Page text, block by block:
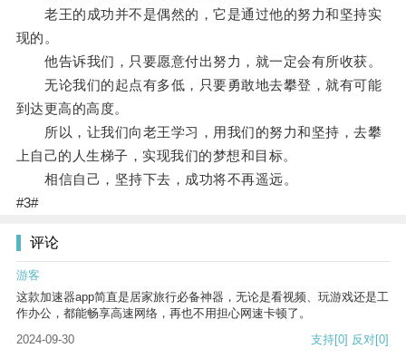
老王的成功并不是偶然的，它是通过他的努力和坚持实
现的。
他告诉我们，只要愿意付出努力，就一定会有所收获。
无论我们的起点有多低，只要勇敢地去攀登，就有可能
到达更高的高度。
所以，让我们向老王学习，用我们的努力和坚持，去攀
上自己的人生梯子，实现我们的梦想和目标。
相信自己，坚持下去，成功将不再遥远。
#3#
评论
游客
这款加速器app简直是居家旅行必备神器，无论是看视频、玩游戏还是工
作办公，都能畅享高速网络，再也不用担心网速卡顿了。
2024-09-30
支持[0] 反对[0]